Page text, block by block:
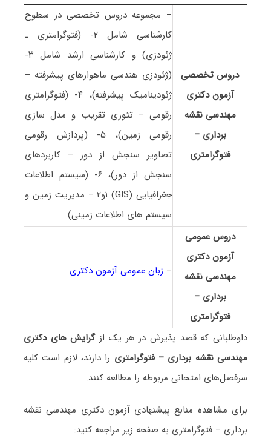
دروس تخصصی
آزمون دکتری
ﻣﻬﻨﺪسی نقشه
برداری –
ﻓﺘﻮﮔﺮاﻣﺘﺮی
– مجموعه دروس تخصصی در سطوح
کارشناسی شامل ۲- (فتوگرامتری ـ
ژئودزی) و کارشناسی ارشد شامل ۳-
(ژئودزی هندسی ماهوارهای پیشرفته –
ژئودینامیک پیشرفته)، ۴- (فتوگرامتری
رقومی – تئوری تقریب و مدل سازی
رقومی زمین)، ۵- (پردازش رقومی
تصاویر سنجش از دور – کاربردهای
سنجش از دور)، ۶- (سیستم اطلاعات
جغرافیایی (GIS) ۱و۲ – مدیریت زمین و
سیستم های اطلاعات زمینی)
دروس عمومی
آزمون دکتری
ﻣﻬﻨﺪسی نقشه
برداری –
ﻓﺘﻮﮔﺮاﻣﺘﺮی
– زبان عمومی آزمون دکتری
داوطلبانی که قصد پذیرش در هر یک از گرایش های دکتری
ﻣﻬﻨﺪسی نقشه برداری – ﻓﺘﻮﮔﺮاﻣﺘﺮی را دارند، لازم است کلیه
سرفصل‌های امتحانی مربوطه را مطالعه کنند.
برای مشاهده منابع پیشنهادی آزمون دکتری ﻣﻬﻨﺪسی نقشه
برداری – ﻓﺘﻮﮔﺮاﻣﺘﺮی به صفحه زیر مراجعه کنید: